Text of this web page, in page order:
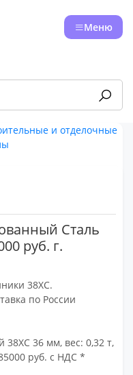
Меню
и отделочные
Сталь
руб. г.
38ХС.
по России
36 мм, вес: 0,32 т,
руб. с НДС *